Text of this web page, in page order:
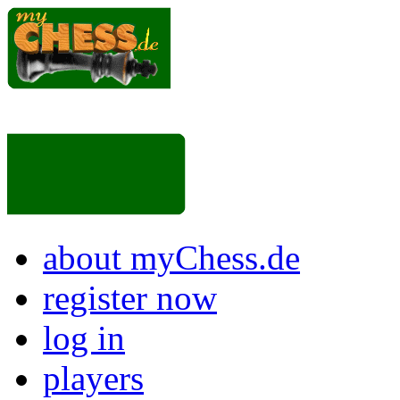
about myChess.de
register now
log in
players